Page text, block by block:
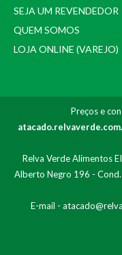
SEJA UM REVENDEDOR
QUEM SOMOS
LOJA ONLINE (VAREJO)
Preços e
Relva Verde Alimentos
Alberto Negro 196 -
E-mail -